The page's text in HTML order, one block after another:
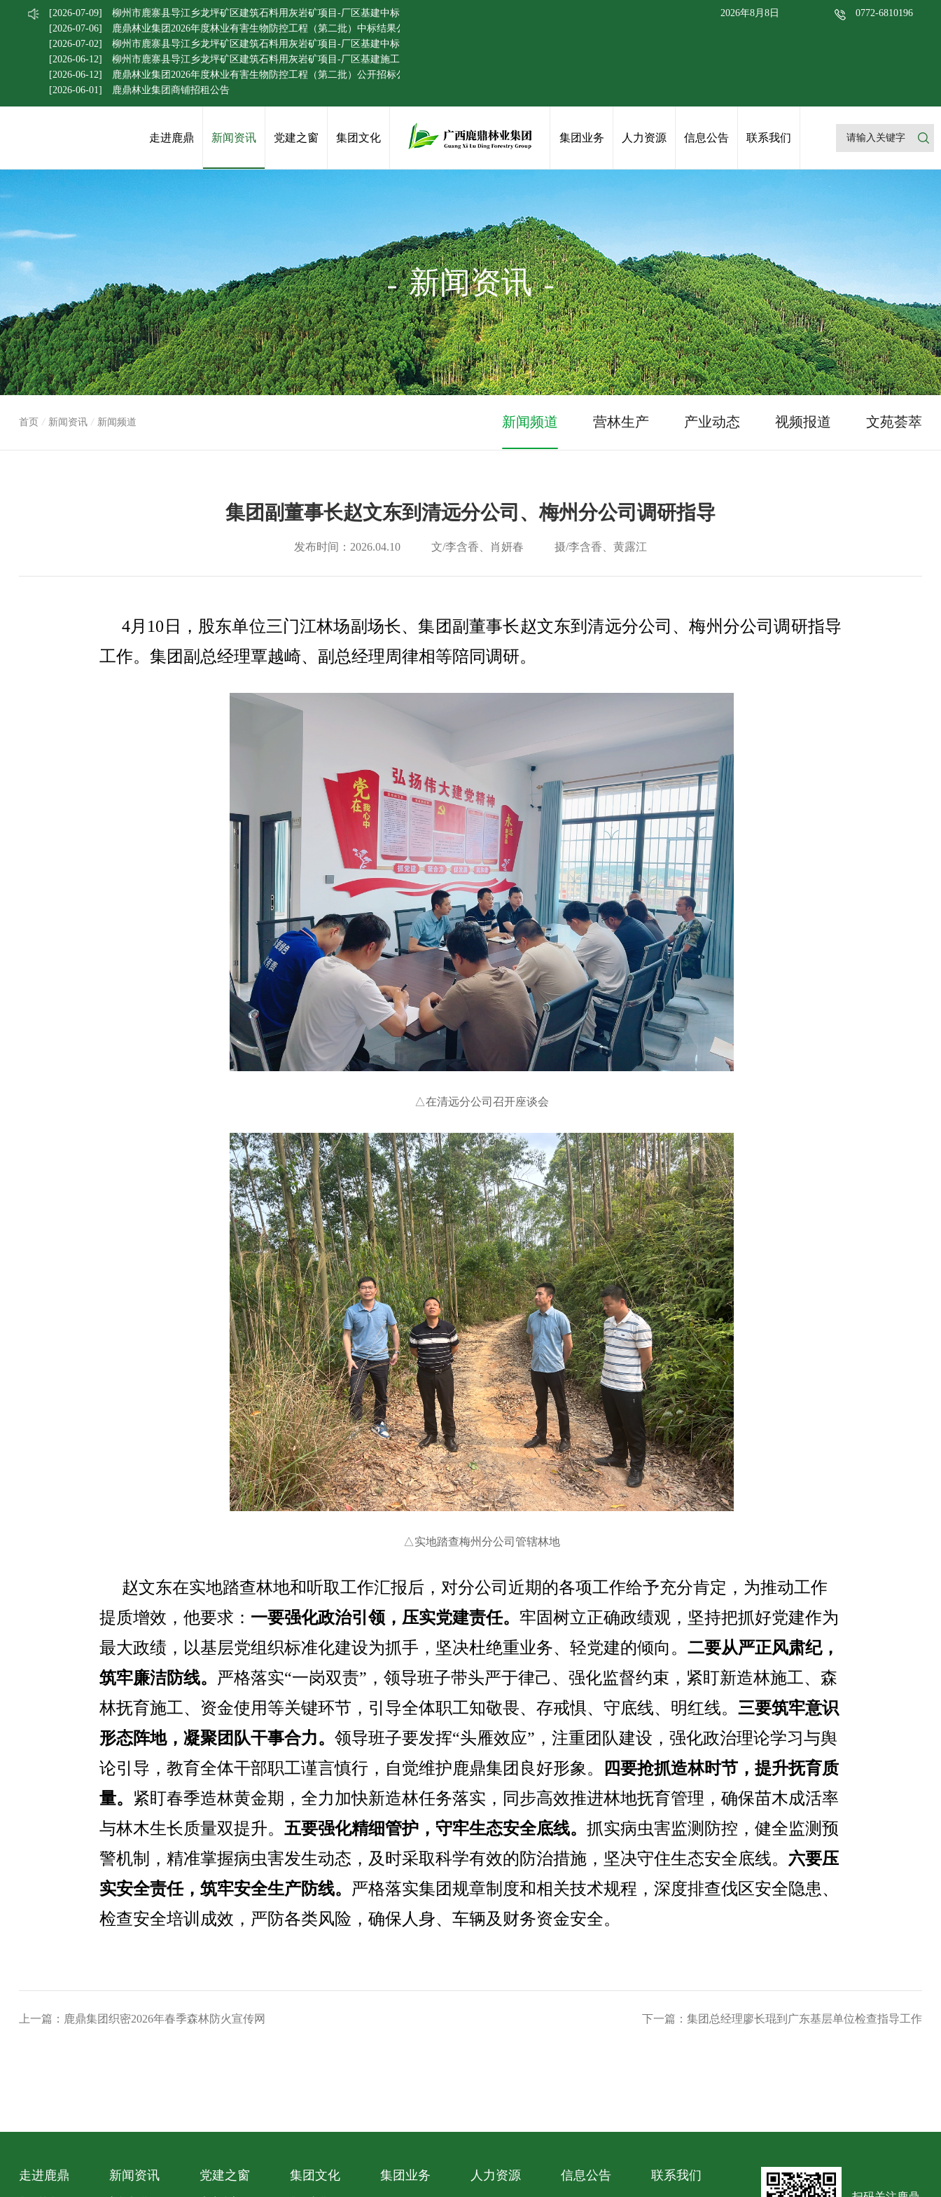
[2026-07-09]
柳州市鹿寨县导江乡龙坪矿区建筑石料用灰岩矿项目-厂区基建中标公告
[2026-07-06]
鹿鼎林业集团2026年度林业有害生物防控工程（第二批）中标结果公告
[2026-07-02]
柳州市鹿寨县导江乡龙坪矿区建筑石料用灰岩矿项目-厂区基建中标候选人公示
[2026-06-12]
柳州市鹿寨县导江乡龙坪矿区建筑石料用灰岩矿项目-厂区基建施工 澄清公告（二）
[2026-06-12]
鹿鼎林业集团2026年度林业有害生物防控工程（第二批）公开招标公告
[2026-06-01]
鹿鼎林业集团商铺招租公告
2026年8月8日 0772-6810196
走进鹿鼎 新闻资讯 党建之窗 集团文化 集团业务 人力资源 信息公告 联系我们
新闻资讯
首页 / 新闻资讯 / 新闻频道 新闻频道 营林生产 产业动态 视频报道 文苑荟萃
集团副董事长赵文东到清远分公司、梅州分公司调研指导
发布时间：2026.04.10 文/李含香、肖妍春 摄/李含香、黄露江
4月10日，股东单位三门江林场副场长、集团副董事长赵文东到清远分公司、梅州分公司调研指导
工作。集团副总经理覃越崎、副总经理周律相等陪同调研。
△在清远分公司召开座谈会
△实地踏查梅州分公司管辖林地
赵文东在实地踏查林地和听取工作汇报后，对分公司近期的各项工作给予充分肯定，为推动工作
提质增效，他要求： 一要强化政治引领，压实党建责任。 牢固树立正确政绩观，坚持把抓好党建作为
最大政绩，以基层党组织标准化建设为抓手，坚决杜绝重业务、轻党建的倾向。 二要从严正风肃纪，
筑牢廉洁防线。 严格落实“一岗双责”，领导班子带头严于律己、强化监督约束，紧盯新造林施工、森
林抚育施工、资金使用等关键环节，引导全体职工知敬畏、存戒惧、守底线、明红线。 三要筑牢意识
形态阵地，凝聚团队干事合力。 领导班子要发挥“头雁效应”，注重团队建设，强化政治理论学习与舆
论引导，教育全体干部职工谨言慎行，自觉维护鹿鼎集团良好形象。
四要抢抓造林时节，提升抚育质
量。 紧盯春季造林黄金期，全力加快新造林任务落实，同步高效推进林地抚育管理，确保苗木成活率
与林木生长质量双提升。 五要强化精细管护，守牢生态安全底线。 抓实病虫害监测防控，健全监测预
警机制，精准掌握病虫害发生动态，及时采取科学有效的防治措施，坚决守住生态安全底线。 六要压
实安全责任，筑牢安全生产防线。 严格落实集团规章制度和相关技术规程，深度排查伐区安全隐患、
检查安全培训成效，严防各类风险，确保人身、车辆及财务资金安全。
上一篇：鹿鼎集团织密2026年春季森林防火宣传网 下一篇：集团总经理廖长琨到广东基层单位检查指导工作
走进鹿鼎 新闻资讯 党建之窗 集团文化 集团业务 人力资源 信息公告 联系我们